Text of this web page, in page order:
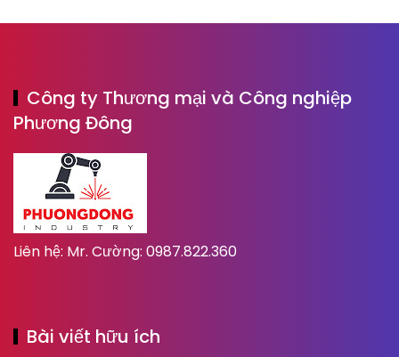
Công ty Thương mại và Công nghiệp
Phương Đông
Liên hệ: Mr. Cường: 0987.822.360
Bài viết hữu ích